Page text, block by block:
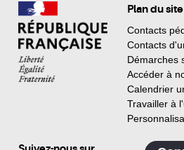
Plan du site
Contacts
Contacts
Démarches
Accéder à
Calendrier
Travailler à